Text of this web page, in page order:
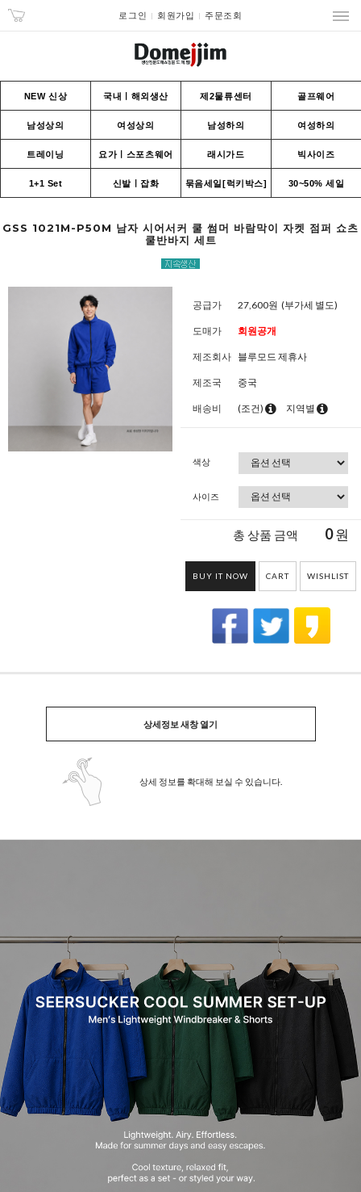
로그인 회원가입 주문조회
NEW 신상 국내ㅣ해외생산 제2물류센터 골프웨어
남성상의 여성상의 남성하의 여성하의
트레이닝 요가ㅣ스포츠웨어 래시가드 빅사이즈
1+1 Set 신발ㅣ잡화 묶음세일[럭키박스] 30~50% 세일
GSS 1021M-P50M 남자 시어서커 쿨 썸머 바람막이 자켓 점퍼 쇼츠
쿨반바지 세트
공급가 27,600원 (부가세 별도)
도매가 회원공개
제조회사 블루모드 제휴사
제조국 중국
배송비 (조건) 지역별
색상
사이즈
총 상품 금액 0원
BUY IT NOW CART WISHLIST
상세정보 새창 열기
상세 정보를 확대해 보실 수 있습니다.